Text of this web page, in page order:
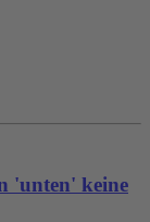
'unten' keine